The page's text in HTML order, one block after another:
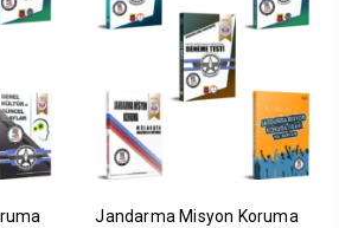
Jandarma Misyon Koruma